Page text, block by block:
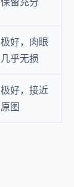
极好，肉眼
几乎无损
极好，接近
原图